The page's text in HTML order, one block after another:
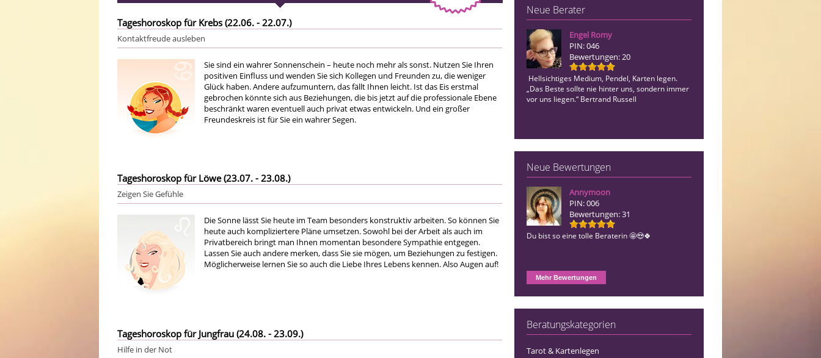
Neue Berater
Engel Romy
PIN: 046
Bewertungen: 20
Hellsichtiges Medium, Pendel, Karten legen.
„Das Beste sollte nie hinter uns, sondern immer
vor uns liegen.“ Bertrand Russell
Neue Bewertungen
Annymoon
PIN: 006
Bewertungen: 31
Du bist so eine tolle Beraterin 🤩😍🍀
Mehr Bewertungen
Beratungskategorien
Tarot & Kartenlegen
Tageshoroskop für Krebs (22.06. - 22.07.)
Kontaktfreude ausleben
Sie sind ein wahrer Sonnenschein – heute noch mehr als sonst. Nutzen Sie Ihren
positiven Einfluss und wenden Sie sich Kollegen und Freunden zu, die weniger
Glück haben. Andere aufzumuntern, das fällt Ihnen leicht. Ist das Eis erstmal
gebrochen könnte sich aus Beziehungen, die bis jetzt auf die professionale Ebene
beschränkt waren eventuell auch privat etwas entwickeln. Und ein großer
Freundeskreis ist für Sie ein wahrer Segen.
Tageshoroskop für Löwe (23.07. - 23.08.)
Zeigen Sie Gefühle
Die Sonne lässt Sie heute im Team besonders konstruktiv arbeiten. So können Sie
heute auch kompliziertere Pläne umsetzen. Sowohl bei der Arbeit als auch im
Privatbereich bringt man Ihnen momentan besondere Sympathie entgegen.
Lassen Sie auch andere merken, dass Sie sie mögen, um Beziehungen zu festigen.
Möglicherweise lernen Sie so auch die Liebe Ihres Lebens kennen. Also Augen auf!
Tageshoroskop für Jungfrau (24.08. - 23.09.)
Hilfe in der Not